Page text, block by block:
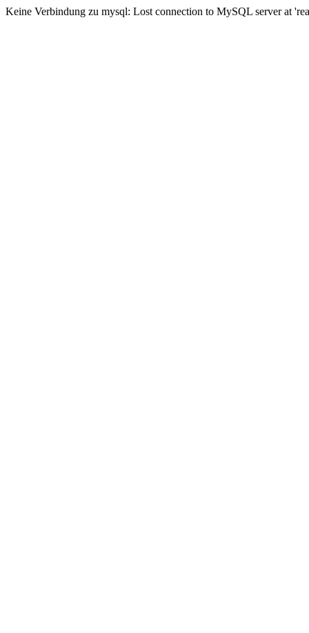
Keine Verbindung zu mysql: Lost connection to MySQL server at